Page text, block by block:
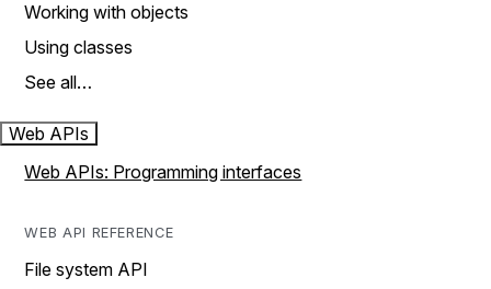
Working with objects
Using classes
See all…
Web APIs
Web APIs: Programming interfaces
WEB API REFERENCE
File system API